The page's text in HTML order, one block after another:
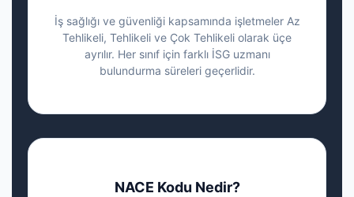
İş sağlığı ve güvenliği kapsamında işletmeler Az
Tehlikeli, Tehlikeli ve Çok Tehlikeli olarak üçe
ayrılır. Her sınıf için farklı İSG uzmanı
bulundurma süreleri geçerlidir.
NACE Kodu Nedir?